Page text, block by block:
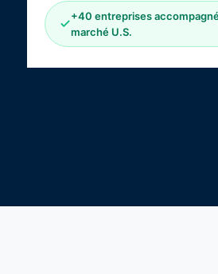
+40 entreprises
marché U.S.